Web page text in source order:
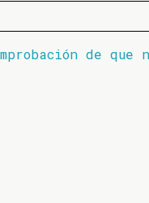
de que